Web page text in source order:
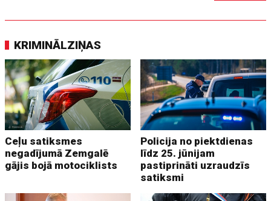
KRIMINĀLZIŅAS
Ceļu satiksmes
negadījumā Zemgalē
gājis bojā motociklists
Policija no piektdienas
līdz 25. jūnijam
pastiprināti uzraudzīs
satiksmi